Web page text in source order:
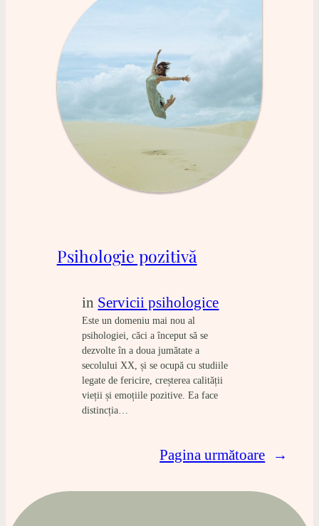
Psihologie pozitivă
in Servicii psihologice
Este un domeniu mai nou al
psihologiei, căci a început să se
dezvolte în a doua jumătate a
secolului XX, și se ocupă cu studiile
legate de fericire, creșterea calității
vieții și emoțiile pozitive. Ea face
distincția…
Pagina următoare →